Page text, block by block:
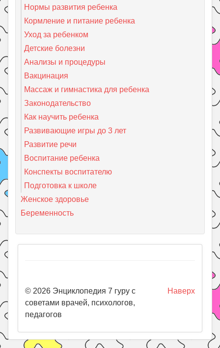
Нормы развития ребенка
Кормление и питание ребенка
Уход за ребенком
Детские болезни
Анализы и процедуры
Вакцинация
Массаж и гимнастика для ребенка
Законодательство
Как научить ребенка
Развивающие игры до 3 лет
Развитие речи
Воспитание ребенка
Конспекты воспитателю
Подготовка к школе
Женское здоровье
Беременность
Наверх
© 2026 Энциклопедия 7 гуру с
советами врачей, психологов,
педагогов